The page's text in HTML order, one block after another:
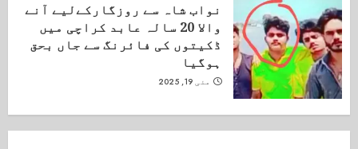
نواب شاہ سے روزگارکےلیے آنے
والا 20 سالہ عابد کراچی میں
ڈکیتوں کی فائرنگ سے جاں بحق
ہوگیا
مئی 19, 2025